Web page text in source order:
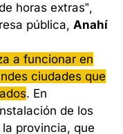
horas extras”,
pública,Anahí
a funcionar en
ciudades que
. En
de los
provincia, que